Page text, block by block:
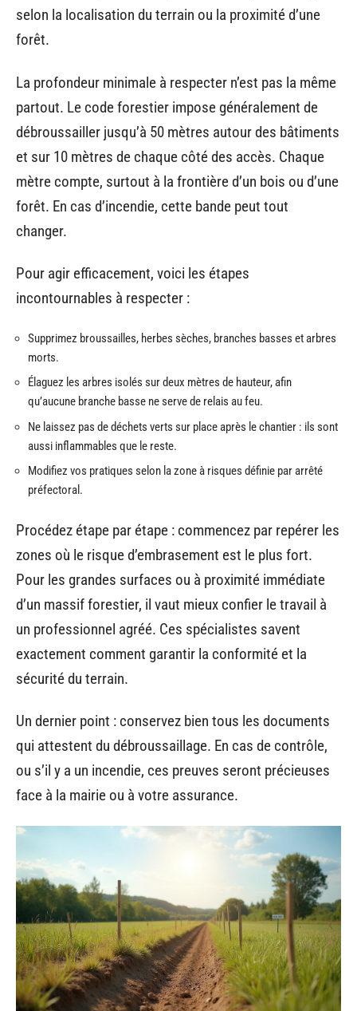
selon la localisation du terrain ou la proximité d’une
forêt.
La profondeur minimale à respecter n’est pas la même
partout. Le code forestier impose généralement de
débroussailler jusqu’à 50 mètres autour des bâtiments
et sur 10 mètres de chaque côté des accès. Chaque
mètre compte, surtout à la frontière d’un bois ou d’une
forêt. En cas d’incendie, cette bande peut tout
changer.
Pour agir efficacement, voici les étapes
incontournables à respecter :
Supprimez broussailles, herbes sèches, branches basses et arbres
morts.
Élaguez les arbres isolés sur deux mètres de hauteur, afin
qu’aucune branche basse ne serve de relais au feu.
Ne laissez pas de déchets verts sur place après le chantier : ils sont
aussi inflammables que le reste.
Modifiez vos pratiques selon la zone à risques définie par arrêté
préfectoral.
Procédez étape par étape : commencez par repérer les
zones où le risque d’embrasement est le plus fort.
Pour les grandes surfaces ou à proximité immédiate
d’un massif forestier, il vaut mieux confier le travail à
un professionnel agréé. Ces spécialistes savent
exactement comment garantir la conformité et la
sécurité du terrain.
Un dernier point : conservez bien tous les documents
qui attestent du débroussaillage. En cas de contrôle,
ou s’il y a un incendie, ces preuves seront précieuses
face à la mairie ou à votre assurance.